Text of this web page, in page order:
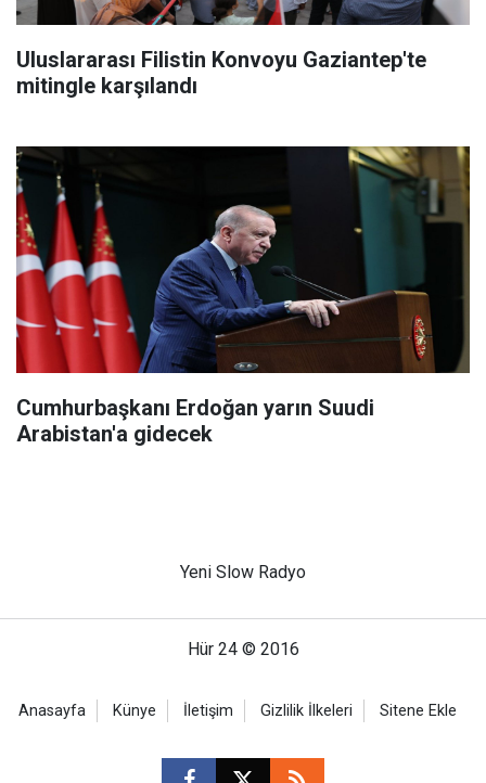
Uluslararası Filistin Konvoyu Gaziantep'te
mitingle karşılandı
Cumhurbaşkanı Erdoğan yarın Suudi
Arabistan'a gidecek
Yeni Slow Radyo
Hür 24 © 2016
Anasayfa Künye İletişim Gizlilik İlkeleri Sitene Ekle